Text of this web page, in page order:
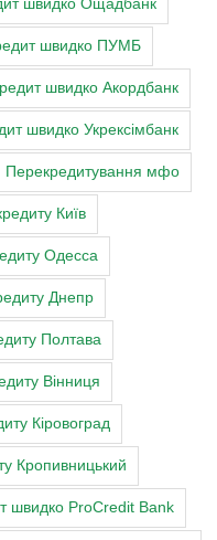
швидко Ощадбанк
швидко ПУМБ
швидко Акордбанк
швидко Укрексімбанк
Перекредитування мфо
Київ
Одесса
Днепр
Полтава
Вінниця
Кіровоград
Кропивницький
швидко ProCredit Bank